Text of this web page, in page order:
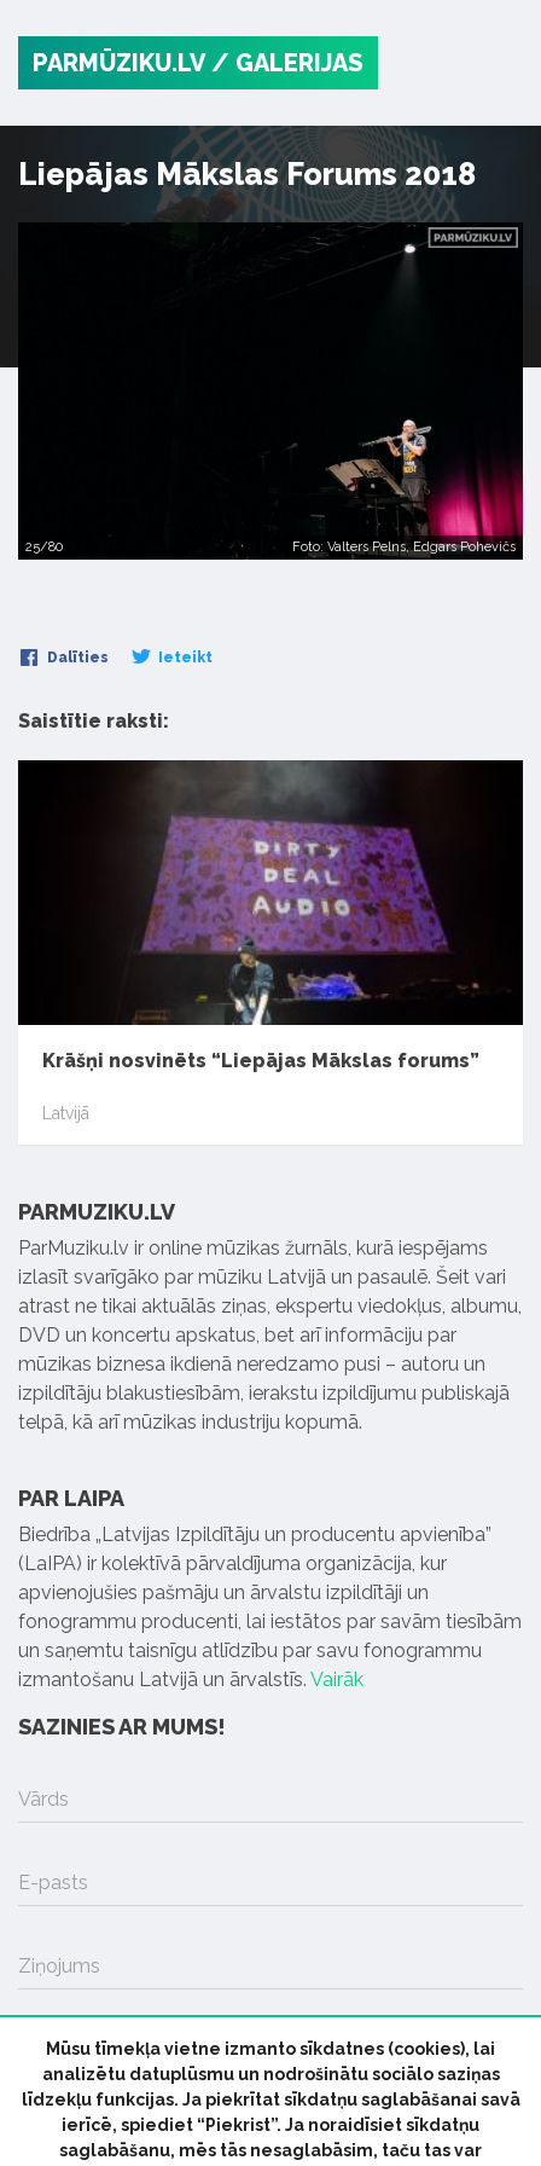
PARMŪZIKU.LV / GALERIJAS
Liepājas Mākslas Forums 2018
25/80 Foto: Valters Pelns, Edgars Pohevičs
Dalīties Ieteikt
Saistītie raksti:
Krāšņi nosvinēts “Liepājas Mākslas forums”
Latvijā
PARMUZIKU.LV
ParMuziku.lv ir online mūzikas žurnāls, kurā iespējams
izlasīt svarīgāko par mūziku Latvijā un pasaulē. Šeit vari
atrast ne tikai aktuālās ziņas, ekspertu viedokļus, albumu,
DVD un koncertu apskatus, bet arī informāciju par
mūzikas biznesa ikdienā neredzamo pusi – autoru un
izpildītāju blakustiesībām, ierakstu izpildījumu publiskajā
telpā, kā arī mūzikas industriju kopumā.
PAR LAIPA
Biedrība „Latvijas Izpildītāju un producentu apvienība”
(LaIPA) ir kolektīvā pārvaldījuma organizācija, kur
apvienojušies pašmāju un ārvalstu izpildītāji un
fonogrammu producenti, lai iestātos par savām tiesībām
un saņemtu taisnīgu atlīdzību par savu fonogrammu
izmantošanu Latvijā un ārvalstīs. Vairāk
SAZINIES AR MUMS!
Vārds
E-pasts
Ziņojums
SŪTĪT
Mūsu tīmekļa vietne izmanto sīkdatnes (cookies), lai
analizētu datuplūsmu un nodrošinātu sociālo saziņas
līdzekļu funkcijas. Ja piekrītat sīkdatņu saglabāšanai savā
ierīcē, spiediet “Piekrist”. Ja noraidīsiet sīkdatņu
saglabāšanu, mēs tās nesaglabāsim, taču tas var